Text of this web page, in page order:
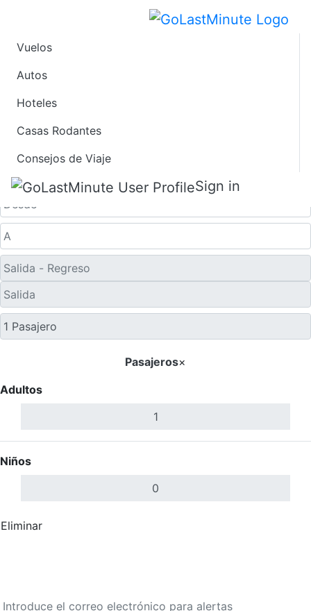
Vuelos
Autos
Hoteles
Casas Rodantes
Consejos de Viaje
Sign in
Vuelos de Último
Asheville
Solo ida
Pasajeros×
Adultos
Niños
Eliminar